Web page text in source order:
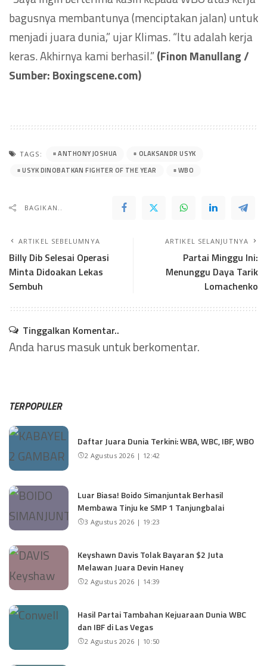
bagusnya membantunya (menciptakan jalan) untuk
menjadi juara dunia,” ujar Klimas. “Itu adalah kerja
keras. Akhirnya kami berhasil.”(Finon Manullang /
Sumber: Boxingscene.com)
TAGS: ANTHONY JOSHUA
OLAKSANDR USYK
USYK DINOBATKAN FIGHTER OF THE YEAR
WBO
BAGIKAN..
ARTIKEL SEBELUMNYA
Billy Dib Selesai Operasi
Minta Didoakan Lekas
Sembuh
ARTIKEL SELANJUTNYA
Partai Minggu Ini:
Menunggu Daya Tarik
Lomachenko
Tinggalkan Komentar..
Anda harusmasukuntuk berkomentar.
TERPOPULER
Daftar Juara Dunia Terkini: WBA, WBC, IBF, WBO
2 Agustus 2026 | 12:42
Luar Biasa! Boido Simanjuntak Berhasil
Membawa Tinju ke SMP 1 Tanjungbalai
3 Agustus 2026 | 19:23
Keyshawn Davis Tolak Bayaran $2 Juta
Melawan Juara Devin Haney
2 Agustus 2026 | 14:39
Hasil Partai Tambahan Kejuaraan Dunia WBC
dan IBF di Las Vegas
2 Agustus 2026 | 10:50